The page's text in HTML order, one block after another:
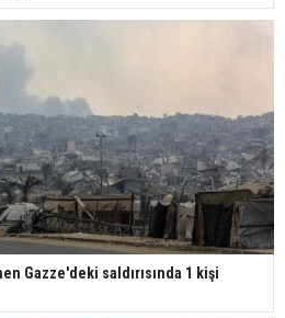
Gazze'deki saldırısında 1 kişi